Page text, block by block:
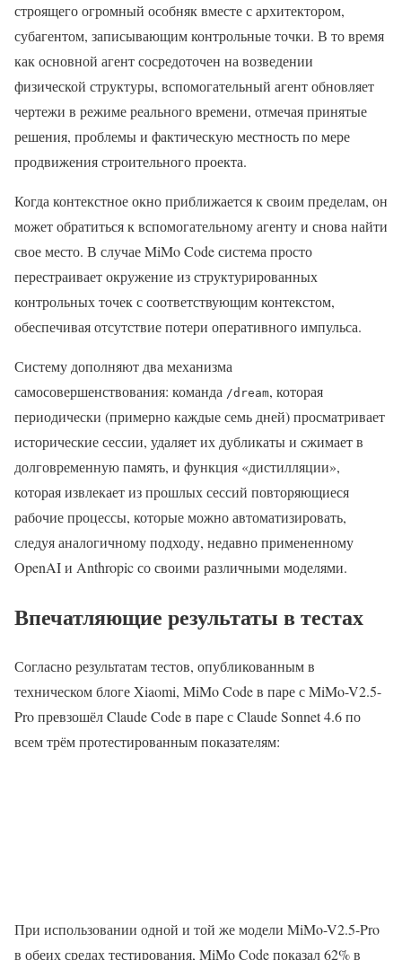
строящего огромный особняк вместе с архитектором,
субагентом, записывающим контрольные точки. В то время
как основной агент сосредоточен на возведении
физической структуры, вспомогательный агент обновляет
чертежи в режиме реального времени, отмечая принятые
решения, проблемы и фактическую местность по мере
продвижения строительного проекта.
Когда контекстное окно приближается к своим пределам, он
может обратиться к вспомогательному агенту и снова найти
свое место. В случае MiMo Code система просто
перестраивает окружение из структурированных
контрольных точек с соответствующим контекстом,
обеспечивая отсутствие потери оперативного импульса.
Систему дополняют два механизма
самосовершенствования: команда /dream, которая
периодически (примерно каждые семь дней) просматривает
исторические сессии, удаляет их дубликаты и сжимает в
долговременную память, и функция «дистилляции»,
которая извлекает из прошлых сессий повторяющиеся
рабочие процессы, которые можно автоматизировать,
следуя аналогичному подходу, недавно примененному
OpenAI и Anthropic со своими различными моделями.
Впечатляющие результаты в тестах
Согласно результатам тестов, опубликованным в
техническом блоге Xiaomi, MiMo Code в паре с MiMo-V2.5-
Pro ​​превзошёл Claude Code в паре с Claude Sonnet 4.6 по
всем трём протестированным показателям:
При использовании одной и той же модели MiMo-V2.5-Pro ​​
в обеих средах тестирования, MiMo Code показал 62% в